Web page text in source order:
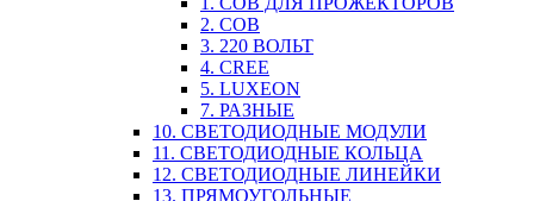
2. COB
3. 220 ВОЛЬТ
4. CREE
5. LUXEON
7. РАЗНЫЕ
10. СВЕТОДИОДНЫЕ МОДУЛИ
11. СВЕТОДИОДНЫЕ КОЛЬЦА
12. СВЕТОДИОДНЫЕ ЛИНЕЙКИ
13. ПРЯМОУГОЛЬНЫЕ